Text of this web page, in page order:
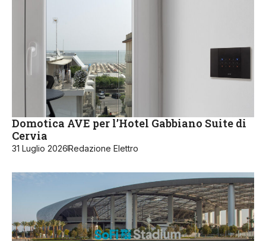
Domotica AVE per l’Hotel Gabbiano Suite di
Cervia
31 Luglio 2026Redazione Elettro